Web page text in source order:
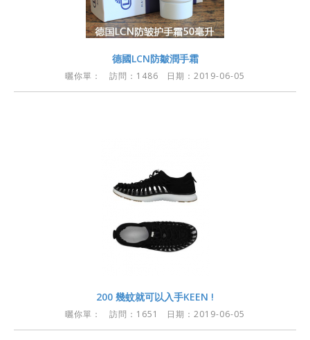
德國LCN防皺潤手霜
曬你單： 訪問：1486 日期：2019-06-05
200 幾蚊就可以入手KEEN !
曬你單： 訪問：1651 日期：2019-06-05